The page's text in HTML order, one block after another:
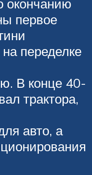
окончанию
первое
переделке
В конце 40-
трактора,
авто, а